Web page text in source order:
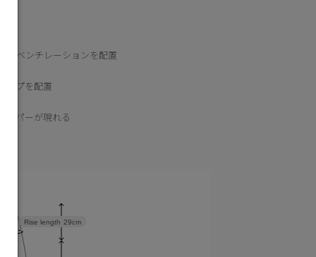
トベンチレーションを配置
イプを配置
ッパーが現れる
Rise length 29cm